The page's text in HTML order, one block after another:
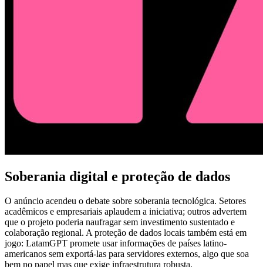
Soberania digital e proteção de dados
O anúncio acendeu o debate sobre soberania tecnológica. Setores
acadêmicos e empresariais aplaudem a iniciativa; outros advertem
que o projeto poderia naufragar sem investimento sustentado e
colaboração regional. A proteção de dados locais também está em
jogo: LatamGPT promete usar informações de países latino-
americanos sem exportá-las para servidores externos, algo que soa
bem no papel mas que exige infraestrutura robusta.